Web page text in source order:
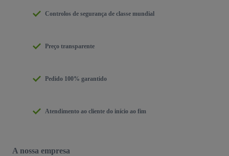
Controlos de segurança de classe mundial
Preço transparente
Pedido 100% garantido
Atendimento ao cliente do início ao fim
A nossa empresa